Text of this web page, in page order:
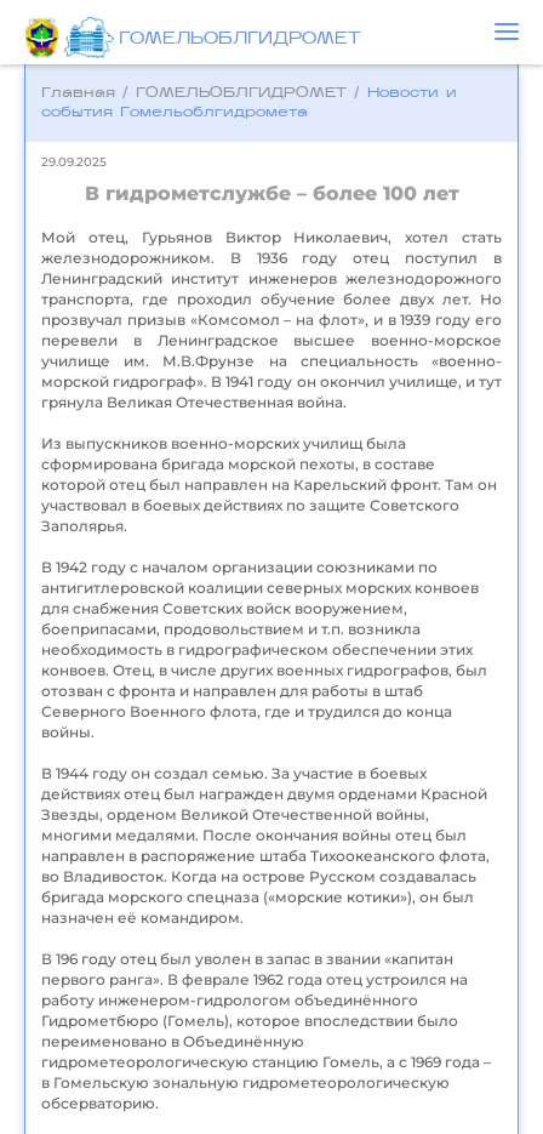
ГОМЕЛЬОБЛГИДРОМЕТ
Главная / ГОМЕЛЬОБЛГИДРОМЕТ /
Новости и
события Гомельоблгидромета
29.09.2025
В гидрометслужбе – более 100 лет
Мой отец, Гурьянов Виктор Николаевич, хотел стать
железнодорожником. В 1936 году отец поступил в
Ленинградский институт инженеров железнодорожного
транспорта, где проходил обучение более двух лет. Но
прозвучал призыв «Комсомол – на флот», и в 1939 году его
перевели в Ленинградское высшее военно-морское
училище им. М.В.Фрунзе на специальность «военно-
морской гидрограф». В 1941 году он окончил училище, и тут
грянула Великая Отечественная война.
Из выпускников военно-морских училищ была
сформирована бригада морской пехоты, в составе
которой отец был направлен на Карельский фронт. Там он
участвовал в боевых действиях по защите Советского
Заполярья.
В 1942 году с началом организации союзниками по
антигитлеровской коалиции северных морских конвоев
для снабжения Советских войск вооружением,
боеприпасами, продовольствием и т.п. возникла
необходимость в гидрографическом обеспечении этих
конвоев. Отец, в числе других военных гидрографов, был
отозван с фронта и направлен для работы в штаб
Северного Военного флота, где и трудился до конца
войны.
В 1944 году он создал семью. За участие в боевых
действиях отец был награжден двумя орденами Красной
Звезды, орденом Великой Отечественной войны,
многими медалями. После окончания войны отец был
направлен в распоряжение штаба Тихоокеанского флота,
во Владивосток. Когда на острове Русском создавалась
бригада морского спецназа («морские котики»), он был
назначен её командиром.
В 196 году отец был уволен в запас в звании «капитан
первого ранга». В феврале 1962 года отец устроился на
работу инженером-гидрологом объединённого
Гидрометбюро (Гомель), которое впоследствии было
переименовано в Объединённую
гидрометеорологическую станцию Гомель, а с 1969 года –
в Гомельскую зональную гидрометеорологическую
обсерваторию.